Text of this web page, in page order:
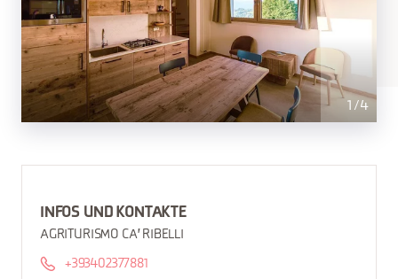
1 /4
INFOS UND KONTAKTE
AGRITURISMO CA' RIBELLI
+393402377881